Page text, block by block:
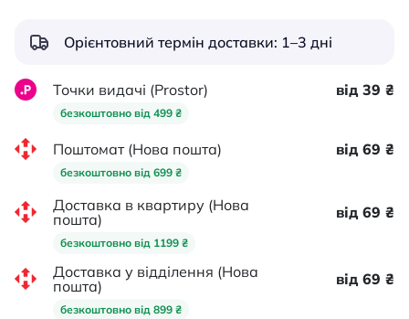
Орієнтовний термін доставки: 1–3 дні
Точки видачі (Prostor)
безкоштовно від 499 ₴
від 39 ₴
Поштомат (Нова пошта)
безкоштовно від 699 ₴
від 69 ₴
Доставка в квартиру (Нова
пошта)
безкоштовно від 1199 ₴
від 69 ₴
Доставка у відділення (Нова
пошта)
безкоштовно від 899 ₴
від 69 ₴